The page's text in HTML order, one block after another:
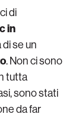
di
in
se un
. Non ci sono
tutta
sono stati
da far